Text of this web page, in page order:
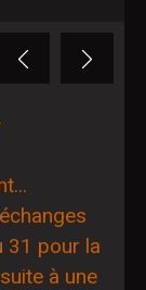
Previous
Next
31 pour la
à une